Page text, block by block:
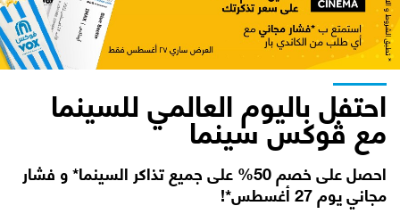
احتفل باليوم العالمي للسينما
مع ڤوكس سينما
احصل على خصم 50% على جميع تذاكر السينما* و فشار
مجاني يوم 27 أغسطس*!